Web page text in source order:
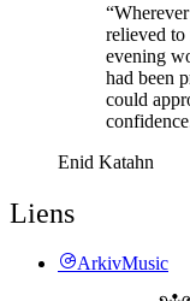
relieved
evening
had been
could
Enid Katahn
Liens
ArkivMusic